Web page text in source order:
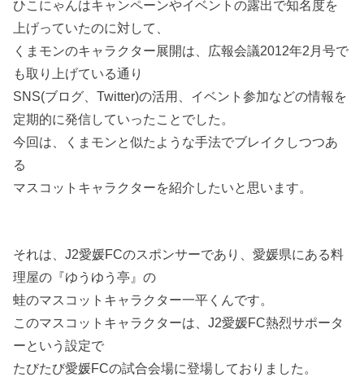
ひこにゃんはキャンペーンやイベントの露出で知名度を
上げっていたのに対して、
くまモンのキャラクター展開は、広報会議2012年2月号で
も取り上げている通り
SNS(ブログ、Twitter)の活用、イベント参加などの情報を
定期的に発信していったことでした。
今回は、くまモンと似たような手法でブレイクしつつあ
る
マスコットキャラクターを紹介したいと思います。
それは、J2愛媛FCのスポンサーであり、愛媛県にある料
理屋の『ゆうゆう亭』の
蛙のマスコットキャラクター一平くんです。
このマスコットキャラクターは、J2愛媛FC熱烈サポータ
ーという設定で
たびたび愛媛FCの試合会場に登場しておりました。